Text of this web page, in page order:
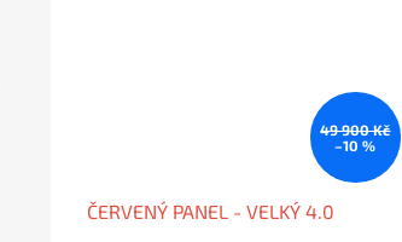
49 900 Kč
–10 %
ČERVENÝ PANEL - VELKÝ 4.0